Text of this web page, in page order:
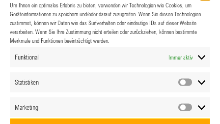
Um Ihnen ein optimales Erlebnis zu bieten, verwenden wir Technologien wie Cookies, um
Geräteinformationen zu speichern und/oder darauf zuzugreifen. Wenn Sie diesen Technologien
zustimmst, können wir Daten wie das Surfverhalten oder eindeutige IDs auf dieser Website
verarbeiten. Wenn Sie Ihre Zustimmung nicht erteilen oder zurückziehen, können bestimmte
Merkmale und Funktionen beeinträchtigt werden.
Funktional Immer aktiv
Statistiken
Marketing